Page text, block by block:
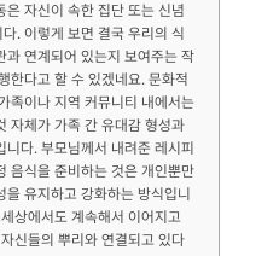
은 자신이 속한 집단 또는 신념
. 이렇게 보면 결국 우리의 식
과 연계되어 있는지 보여주는 작
한다고 할 수 있겠네요. 문화적
족이나 지역 커뮤니티 내에서는
자체가 가족 간 유대감 형성과
다. 부모님께서 내려준 레시피
음식을 준비하는 것은 개인뿐만
유지하고 강화하는 방식입니
상에서도 계속해서 이어지고
신들의 뿌리와 연결되고 있다